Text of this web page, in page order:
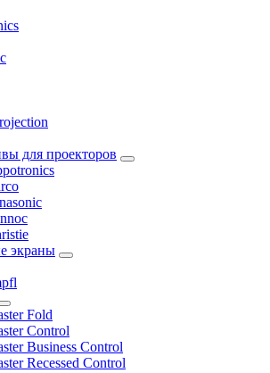
для проекторов
экраны
Fold
Control
Business Control
Recessed Control